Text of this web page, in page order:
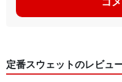
定番スウェットのレビュ